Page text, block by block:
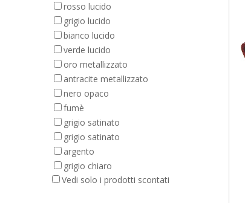
rosso lucido
grigio lucido
bianco lucido
verde lucido
oro metallizzato
antracite metallizzato
nero opaco
fumè
grigio satinato
grigio satinato
argento
grigio chiaro
Vedi solo i prodotti scontati